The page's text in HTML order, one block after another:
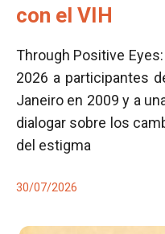
con el VIH
Through Positive
2026 a participantes
Janeiro en 2009 y a
dialogar sobre los
del estigma
30/07/2026